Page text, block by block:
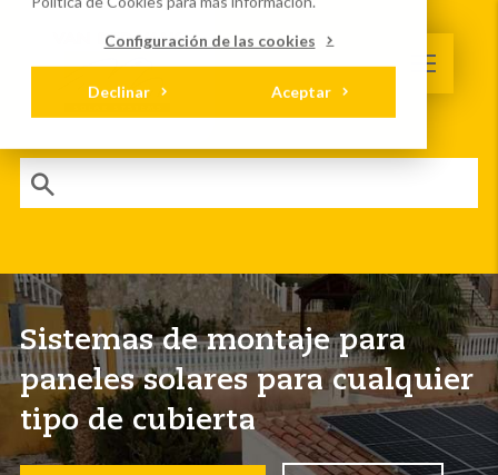
Configuración de las cookies
Aceptar
Declinar
Sistemas de montaje para
paneles solares para cualquier
tipo de cubierta